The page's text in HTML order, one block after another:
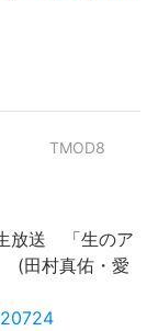
TMOD8
放送 「生のア
(田村真佑・愛